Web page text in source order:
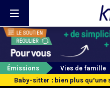
Émissions
Vies de famille
Baby-sitter : bien plus